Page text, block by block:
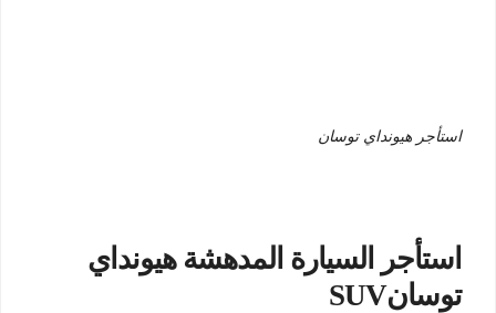
استأجر هيونداي توسان
استأجر السيارة المدهشة هيونداي
توسانSUV